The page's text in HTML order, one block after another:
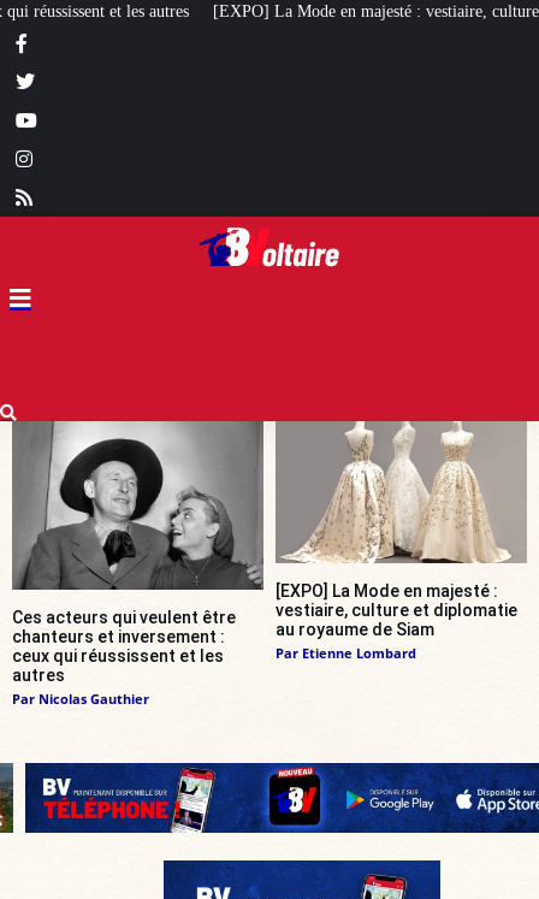
La Mode en majesté : vestiaire, culture et diplomatie au royaume de
Ces acteurs qui veulent être
chanteurs et inversement :
ceux qui réussissent et les
autres
Par Nicolas Gauthier
[EXPO] La Mode en majesté :
vestiaire, culture et diplomatie
au royaume de Siam
Par Etienne Lombard